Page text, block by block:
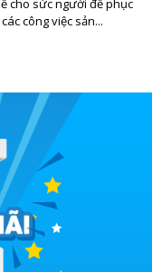
công việc sản...